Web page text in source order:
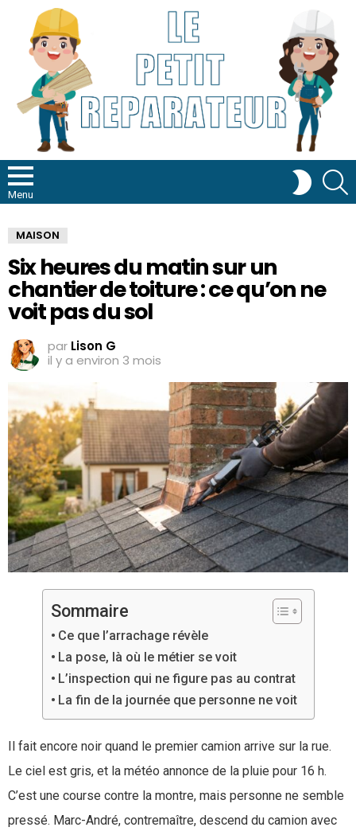
Menu
SWITCH
SKIN
MAISON
Six heures du matin sur un
chantier de toiture : ce qu’on ne
voit pas du sol
par Lison G
il y a environ 3 mois
Sommaire
Ce que l’arrachage révèle
La pose, là où le métier se voit
L’inspection qui ne figure pas au contrat
La fin de la journée que personne ne voit
Il fait encore noir quand le premier camion arrive sur la rue.
Le ciel est gris, et la météo annonce de la pluie pour 16 h.
C’est une course contre la montre, mais personne ne semble
pressé. Marc-André, contremaître, descend du camion avec